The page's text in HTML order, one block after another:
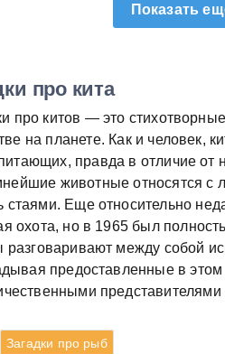
Показать
про кита
про китов — это
на планете. Как и человек,
правда в отличие от
животные относятся с
стаями. Еще относительно
охота, но в 1965 был
разговаривают между собой
предоставленные в
Загадки про рыб